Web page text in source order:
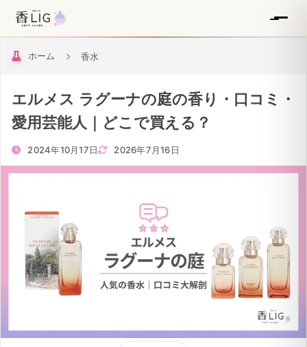
ホーム 香水
エルメス ラグーナの庭の香り・口コミ・
愛用芸能人｜どこで買える？
2024年10月17日 2026年7月16日